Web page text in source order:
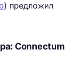
) предложил
Connectum